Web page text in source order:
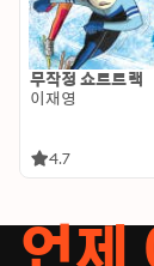
무작정 쇼트트랙
이재영
4.7
언제